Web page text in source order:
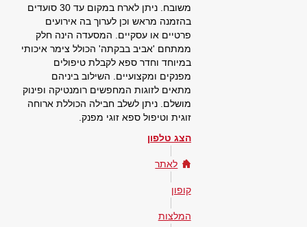
משובח. ניתן לארח במקום עד 30 סועדים
בהזמנה מראש וכן לערוך בה אירועים
פרטיים או עסקיים. המסעדה הינה חלק
ממתחם 'אביב בבקתה' הכולל צימר איכותי
במיוחד וחדר ספא לקבלת טיפולים
מפנקים ומקצועיים. השילוב ביניהם
מתאים לזוגות המחפשים רומנטיקה ופינוק
מושלם. ניתן לשלב חבילה הכוללת ארוחה
זוגית וטיפול ספא זוגי מפנק.
הצג טלפון
לאתר
קופון
המלצות